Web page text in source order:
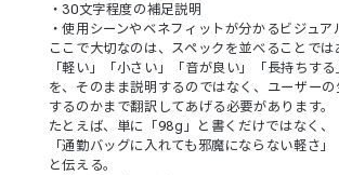
・30文字程度の補足説明
・使用シーンやベネフィットが分かるビジュア
ここで大切なのは、スペックを並べることでは
「軽い」「小さい」「音が良い」「長持ちす
を、そのまま説明するのではなく、ユーザー
するのかまで翻訳してあげる必要があります。
たとえば、単に「98g」と書くだけではなく、
「通勤バッグに入れても邪魔にならない軽さ」
と伝える。